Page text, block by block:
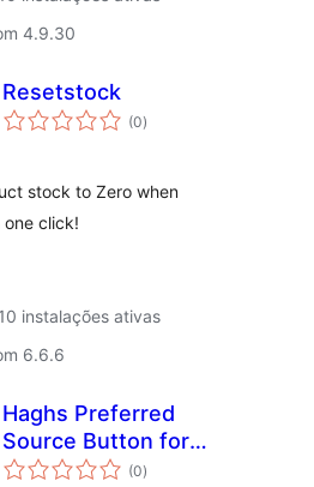
4.9.30
Resetstock
(0avaliações
totais
)
stock to Zero when
click!
instalações ativas
6.6.6
Haghs Preferred
Source Button for
Google
(0avaliações
totais
)